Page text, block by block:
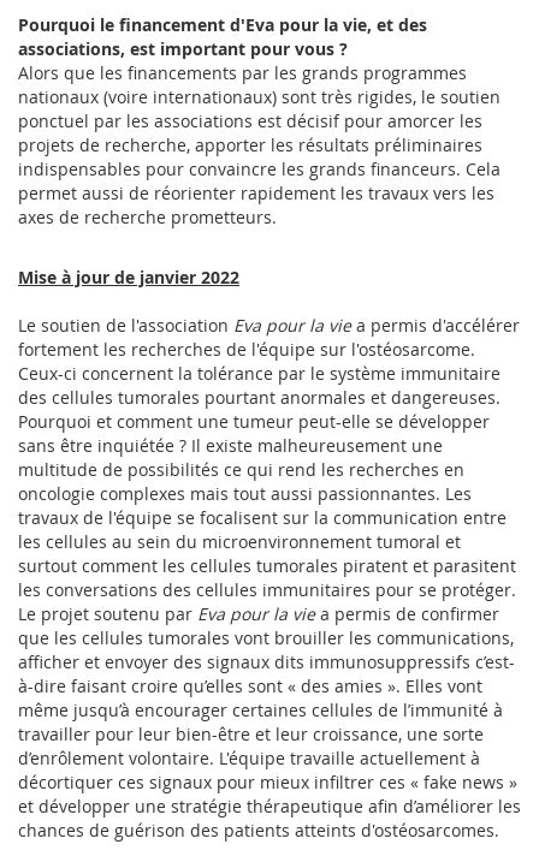
Pourquoi le financement d'Eva pour la vie, et des
associations, est important pour vous ?
Alors que les financements par les grands programmes
nationaux (voire internationaux) sont très rigides, le soutien
ponctuel par les associations est décisif pour amorcer les
projets de recherche, apporter les résultats préliminaires
indispensables pour convaincre les grands financeurs. Cela
permet aussi de réorienter rapidement les travaux vers les
axes de recherche prometteurs.
Mise à jour de janvier 2022
Le soutien de l'association Eva pour la viea permis d'accélérer
fortement les recherches de l'équipe sur l'ostéosarcome.
Ceux-ci concernent la tolérance par le système immunitaire
des cellules tumorales pourtant anormales et dangereuses.
Pourquoi et comment une tumeur peut-elle se développer
sans être inquiétée ? Il existe malheureusement une
multitude de possibilités ce qui rend les recherches en
oncologie complexes mais tout aussi passionnantes. Les
travaux de l'équipe se focalisent sur la communication entre
les cellules au sein du microenvironnement tumoral et
surtout comment les cellules tumorales piratent et parasitent
les conversations des cellules immunitaires pour se protéger.
Le projet soutenu par Eva pour la viea permis de confirmer
que les cellules tumorales vont brouiller les communications,
afficher et envoyer des signaux dits immunosuppressifs c’est-
à-dire faisant croire qu’elles sont « des amies ». Elles vont
même jusqu’à encourager certaines cellules de l’immunité à
travailler pour leur bien-être et leur croissance, une sorte
d’enrôlement volontaire. L'équipe travaille actuellement à
décortiquer ces signaux pour mieux infiltrer ces « fake news »
et développer une stratégie thérapeutique afin d’améliorer les
chances de guérison des patients atteints d'ostéosarcomes.